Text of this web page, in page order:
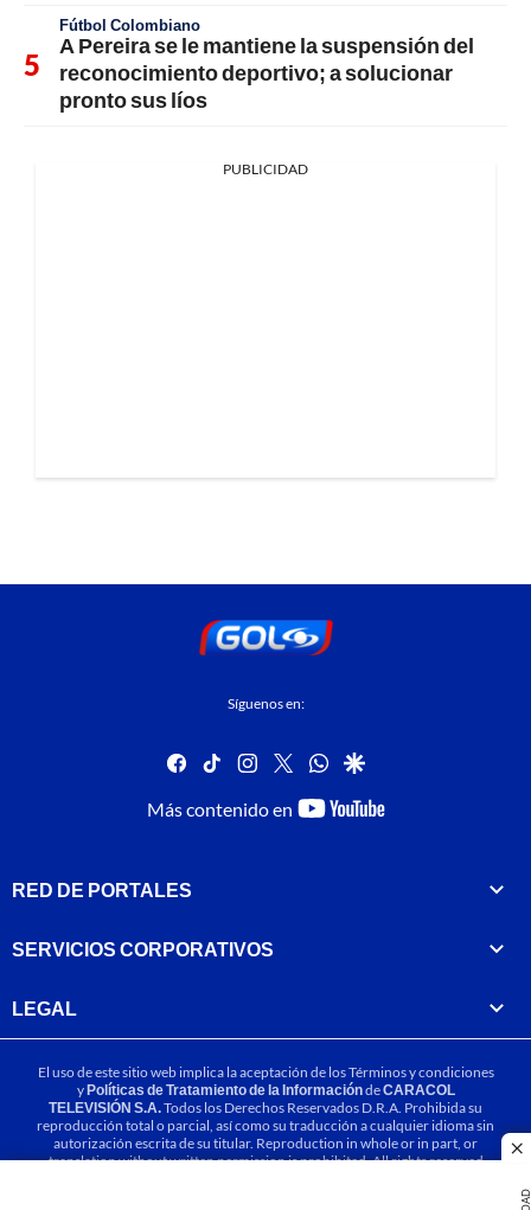
Fútbol Colombiano
A Pereira se le mantiene la suspensión del
reconocimiento deportivo; a solucionar
pronto sus líos
PUBLICIDAD
Síguenos en:
facebook
tiktok instagram
twitterwhatsapp
google
Más contenido en
youtube-
RED DE PORTALES
SERVICIOS CORPORATIVOS
LEGAL
El uso de este sitio web implica la aceptación de losTérminos y condiciones
yPolíticas de Tratamiento de la InformacióndeCARACOL
TELEVISIÓN S.A.Todos los Derechos Reservados D.R.A. Prohibida su
reproducción total o parcial, así como su traducción a cualquier idioma sin
autorización escrita de su titular. Reproduction in whole or in part, or
translation without written permission is prohibited. All rights reserved